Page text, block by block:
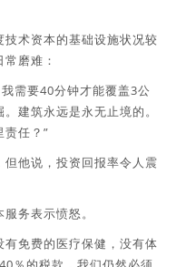
术资本的基础设施状况较
磨难：
需要40分钟才能覆盖3公
建筑永远是永无止境的。
责任？”
他说，投资回报率令人震
务表示愤怒。
免费的医疗保健，没有体